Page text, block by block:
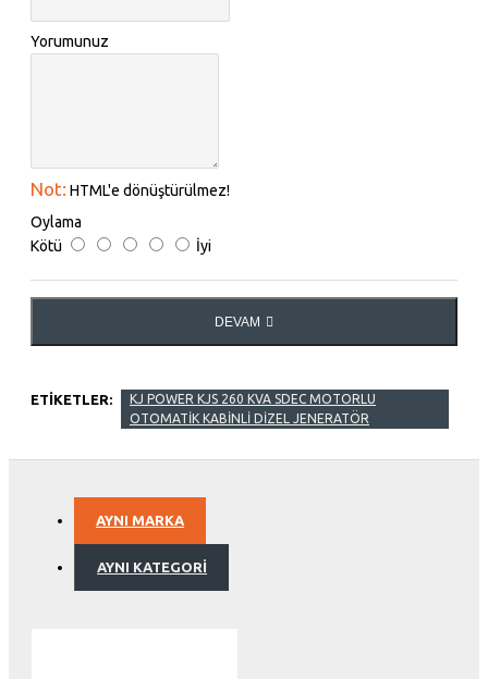
Yorumunuz
Not: HTML'e dönüştürülmez!
Oylama
Kötü
İyi
DEVAM
ETIKETLER:
KJ POWER KJS 260 KVA SDEC MOTORLU
OTOMATİK KABİNLİ DİZEL JENERATÖR
AYNI MARKA
AYNI KATEGORI